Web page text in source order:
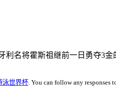
名将霍斯祖继前一日勇夺3金
泳世界杯 . You can follow any responses